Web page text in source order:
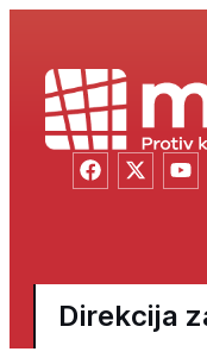
Direkcija